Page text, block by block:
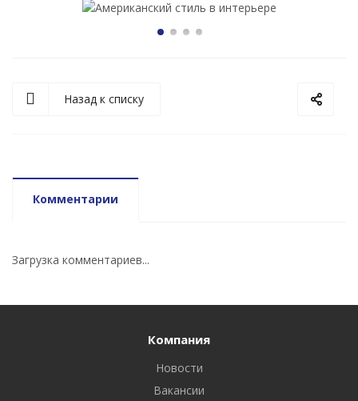
Назад к списку
Комментарии
Загрузка комментариев...
Компания
Новости
Вакансии